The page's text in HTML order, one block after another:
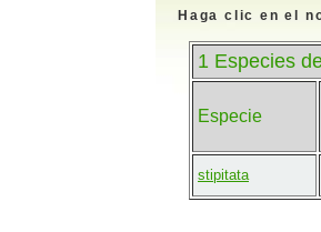
Haga clic en el
1 Especies
Especie
stipitata